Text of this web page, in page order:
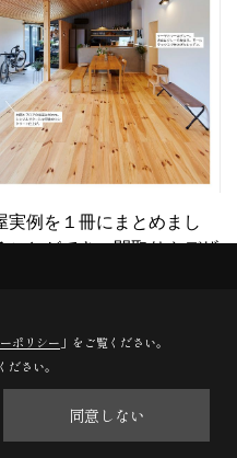
実例を１冊にまとめまし
ことができ、間取りやデザ
けます。
ポリシー 」をご覧ください。
さい。
同意しない